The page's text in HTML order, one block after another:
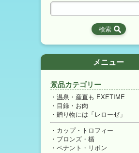
メニュー
景品カテゴリー
温泉・産直も EXETIME
目録・お肉
贈り物には「レローゼ」
カップ・トロフィー
ブロンズ・楯
ペナント・リボン